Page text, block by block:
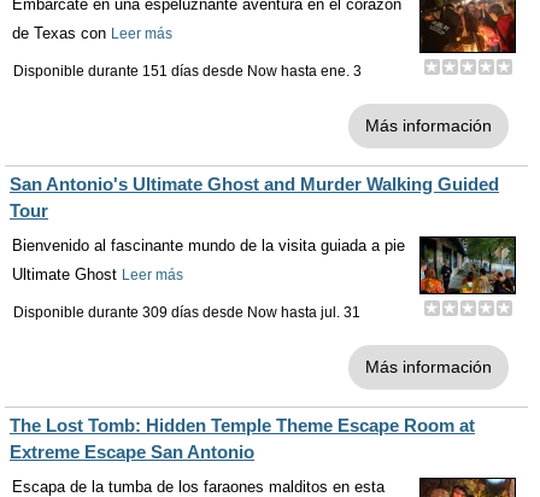
Embárcate en una espeluznante aventura en el corazón
de Texas con Leer más
Disponible durante 151 días desde Now hasta ene. 3
Más información
San Antonio's Ultimate Ghost and Murder Walking Guided
Tour
Bienvenido al fascinante mundo de la visita guiada a pie
Ultimate Ghost Leer más
Disponible durante 309 días desde Now hasta jul. 31
Más información
The Lost Tomb: Hidden Temple Theme Escape Room at
Extreme Escape San Antonio
Escapa de la tumba de los faraones malditos en esta